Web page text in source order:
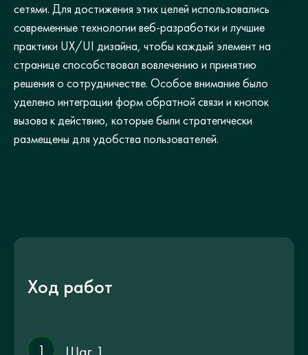
сетями. Для достижения этих целей использовались
современные технологии веб-разработки и лучшие
практики UX/UI дизайна, чтобы каждый элемент на
странице способствовал вовлечению и принятию
решения о сотрудничестве. Особое внимание было
уделено интеграции форм обратной связи и кнопок
вызова к действию, которые были стратегически
размещены для удобства пользователей.
Ход работ
1